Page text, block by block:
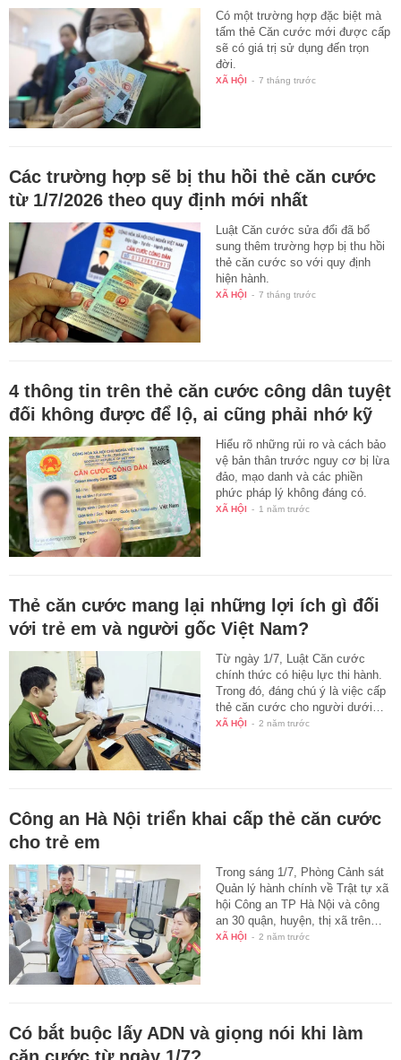
Có một trường hợp đặc biệt mà
tấm thẻ Căn cước mới được cấp
sẽ có giá trị sử dụng đến trọn
đời.
XÃ HỘI - 7 tháng trước
Các trường hợp sẽ bị thu hồi thẻ căn cước
từ 1/7/2026 theo quy định mới nhất
Luật Căn cước sửa đổi đã bổ
sung thêm trường hợp bị thu hồi
thẻ căn cước so với quy định
hiện hành.
XÃ HỘI - 7 tháng trước
4 thông tin trên thẻ căn cước công dân tuyệt
đối không được để lộ, ai cũng phải nhớ kỹ
Hiểu rõ những rủi ro và cách bảo
vệ bản thân trước nguy cơ bị lừa
đảo, mạo danh và các phiền
phức pháp lý không đáng có.
XÃ HỘI - 1 năm trước
Thẻ căn cước mang lại những lợi ích gì đối
với trẻ em và người gốc Việt Nam?
Từ ngày 1/7, Luật Căn cước
chính thức có hiệu lực thi hành.
Trong đó, đáng chú ý là việc cấp
thẻ căn cước cho người dưới…
XÃ HỘI - 2 năm trước
Công an Hà Nội triển khai cấp thẻ căn cước
cho trẻ em
Trong sáng 1/7, Phòng Cảnh sát
Quản lý hành chính về Trật tự xã
hội Công an TP Hà Nội và công
an 30 quận, huyện, thị xã trên…
XÃ HỘI - 2 năm trước
Có bắt buộc lấy ADN và giọng nói khi làm